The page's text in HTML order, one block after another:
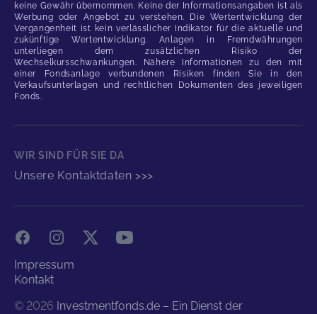
keine Gewähr übernommen. Keine der Informationsangaben ist als
Werbung oder Angebot zu verstehen. Die Wertentwicklung der
Vergangenheit ist kein verlässlicher Indikator für die aktuelle und
zukünftige Wertentwicklung. Anlagen in Fremdwährungen
unterliegen dem zusätzlichen Risiko der
Wechselkursschwankungen. Nähere Informationen zu den mit
einer Fondsanlage verbundenen Risiken finden Sie in den
Verkaufsunterlagen und rechtlichen Dokumenten des jeweiligen
Fonds.
WIR SIND FÜR SIE DA
Unsere Kontaktdaten >>>
FacebookInstagram
X YouTube
© 2026 Investmentfonds.de – Ein Dienst der
Impressum
Kontakt